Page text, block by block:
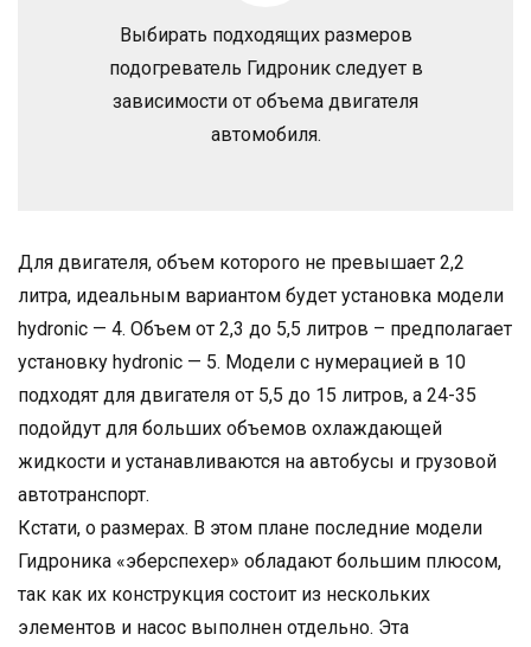
Выбирать подходящих размеров
подогреватель Гидроник следует в
зависимости от объема двигателя
автомобиля.
Для двигателя, объем которого не превышает 2,2
литра, идеальным вариантом будет установка модели
hydronic — 4. Объем от 2,3 до 5,5 литров – предполагает
установку hydronic — 5. Модели с нумерацией в 10
подходят для двигателя от 5,5 до 15 литров, а 24-35
подойдут для больших объемов охлаждающей
жидкости и устанавливаются на автобусы и грузовой
автотранспорт.
Кстати, о размерах. В этом плане последние модели
Гидроника «эберспехер» обладают большим плюсом,
так как их конструкция состоит из нескольких
элементов и насос выполнен отдельно. Эта